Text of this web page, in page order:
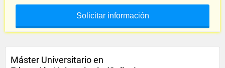
Solicitar información
Máster Universitario en